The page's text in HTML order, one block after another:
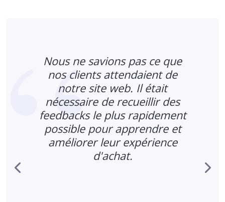
Nous ne savions pas ce que
nos clients attendaient de
notre site web. Il était
nécessaire de recueillir des
feedbacks le plus rapidement
possible pour apprendre et
améliorer leur expérience
d'achat.